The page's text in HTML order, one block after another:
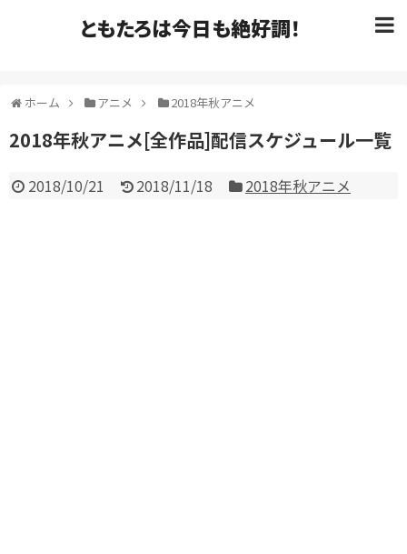
ともたろは今日も絶好調！
ホーム アニメ 2018年秋アニメ
2018年秋アニメ[全作品]配信スケジュール一覧
2018/10/21 2018/11/18 2018年秋アニメ